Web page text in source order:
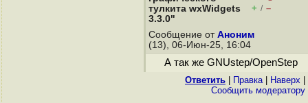
тулкита wxWidgets
3.3.0"
+ / –
Сообщение от Аноним
(13), 06-Июн-25, 16:04
А так же GNUstep/OpenStep
Ответить Правка| Наверх
Cообщить модератору